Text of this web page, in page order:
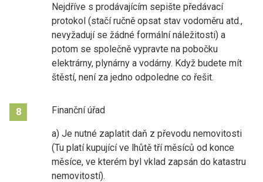
Nejdříve s prodávajícím sepište předávací
protokol (stačí ručně opsat stav vodoměru atd.,
nevyžadují se žádné formální náležitosti) a
potom se společně vypravte na pobočku
elektrárny, plynárny a vodárny. Když budete mít
štěstí, není za jedno odpoledne co řešit.
8 Finanční úřad
a) Je nutné zaplatit daň z převodu nemovitosti
(Tu platí kupující ve lhůtě tří měsíců od konce
měsíce, ve kterém byl vklad zapsán do katastru
nemovitostí).